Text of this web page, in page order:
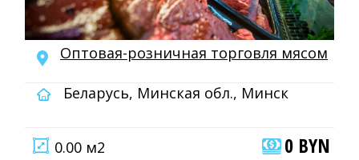
Оптовая-розничная торговля мясом
Беларусь, Минская обл., Минск
0.00 м2 0 BYN